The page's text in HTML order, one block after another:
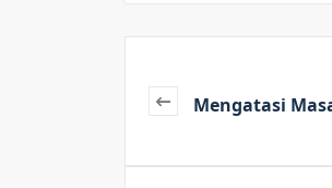
Mengatasi